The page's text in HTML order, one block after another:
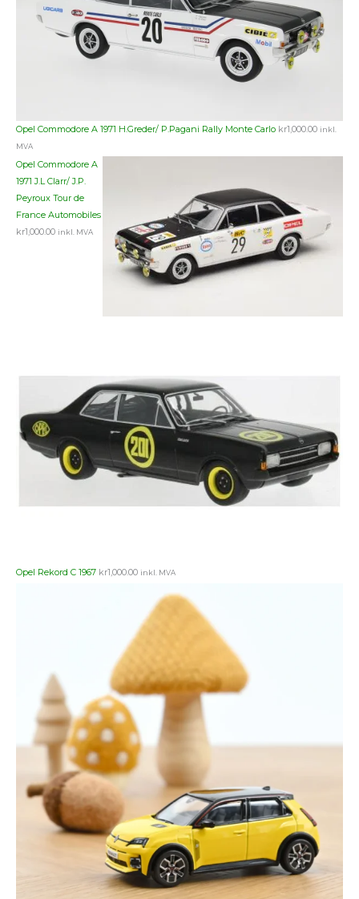
Opel Commodore A 1971 H.Greder/ P.Pagani Rally Monte Carlo kr1,000.00 inkl.
MVA
Opel Commodore A
1971 J.L Clarr/ J.P.
Peyroux Tour de
France Automobiles
kr1,000.00 inkl. MVA
Opel Rekord C 1967 kr1,000.00 inkl. MVA